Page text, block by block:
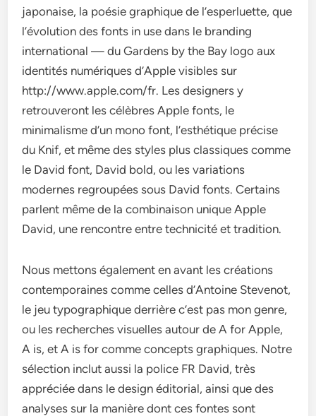
japonaise, la poésie graphique de l’esperluette, que
l’évolution des fonts in use dans le branding
international — du Gardens by the Bay logo aux
identités numériques d’Apple visibles sur
http://www.apple.com/fr. Les designers y
retrouveront les célèbres Apple fonts, le
minimalisme d’un mono font, l’esthétique précise
du Knif, et même des styles plus classiques comme
le David font, David bold, ou les variations
modernes regroupées sous David fonts. Certains
parlent même de la combinaison unique Apple
David, une rencontre entre technicité et tradition.
Nous mettons également en avant les créations
contemporaines comme celles d’Antoine Stevenot,
le jeu typographique derrière c’est pas mon genre,
ou les recherches visuelles autour de A for Apple,
A is, et A is for comme concepts graphiques. Notre
sélection inclut aussi la police FR David, très
appréciée dans le design éditorial, ainsi que des
analyses sur la manière dont ces fontes sont